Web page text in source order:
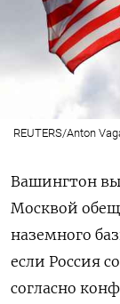
REUTERS/Anton
Вашингтон
Москвой
наземного
если Россия
согласно